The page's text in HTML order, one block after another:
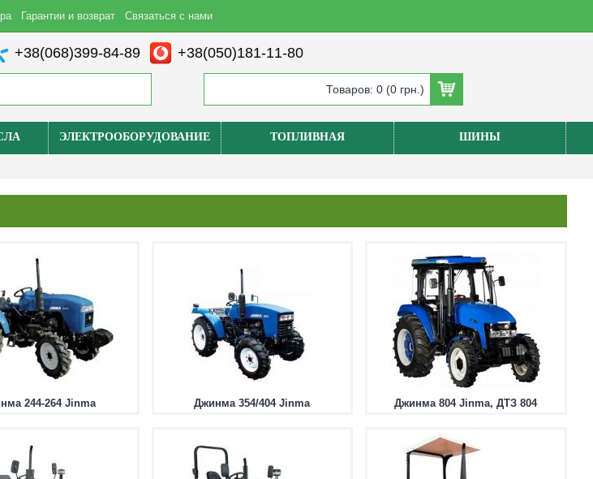
Гарантии и возврат Связаться с нами
+38(068)399-84-89 +38(050)181-11-80
Товаров: 0 (0 грн.)
ЭЛЕКТРООБОРУДОВАНИЕ ТОПЛИВНАЯ ШИНЫ
244-264 Jinma Джинма 354/404 Jinma Джинма 804 Jinma, ДТЗ 804